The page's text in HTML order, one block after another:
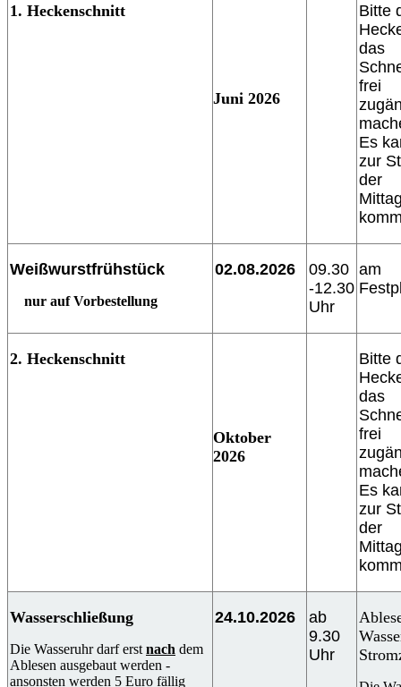
1. Heckenschnitt
Juni 2026
Bitte
das
frei
Es
zur
der
Weißwurstfrühstück
nur auf Vorbestellung
02.08.2026
09.30
-12.30
Uhr
am
2. Heckenschnitt
Oktober
2026
Bitte
das
frei
Es
zur
der
Wasserschließung
Die Wasseruhr darf erst nach dem
Ablesen ausgebaut werden -
ansonsten werden 5 Euro fällig
24.10.2026
ab
9.30
Uhr